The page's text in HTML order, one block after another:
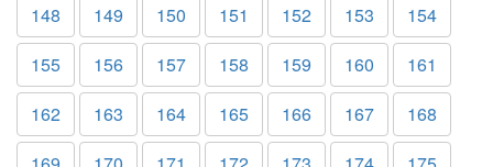
148
149 150 151 152 153
154
155
156 157 158 159 160
161
162
163 164 165 166 167
168